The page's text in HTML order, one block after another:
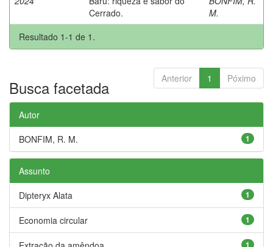
Cerrado.
M.
Resultado 1-1 de 1.
Anterior 1 Póximo
Busca facetada
Autor
1
BONFIM, R. M.
Assunto
1
Dipteryx Alata
1
Economia circular
1